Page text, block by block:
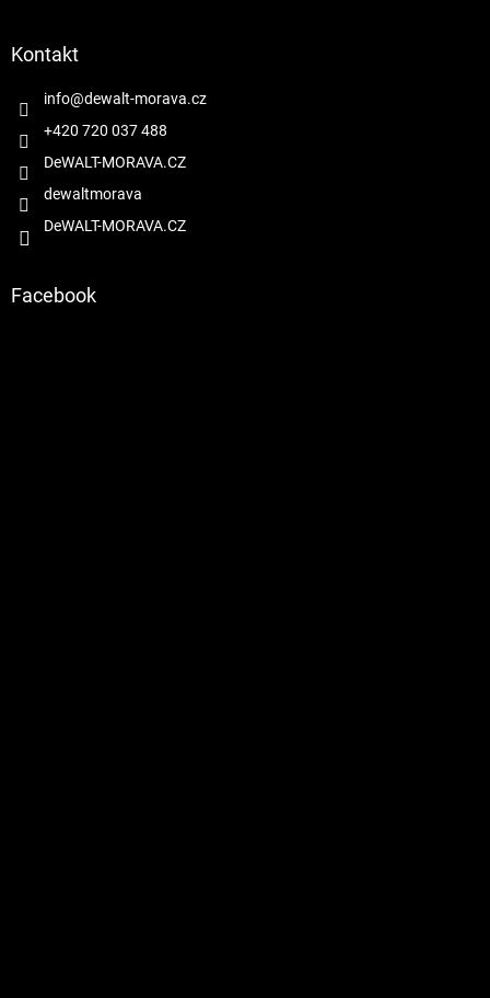
Kontakt
info@dewalt-morava.cz
+420 720 037 488
DeWALT-MORAVA.CZ
dewaltmorava
DeWALT-MORAVA.CZ
Facebook